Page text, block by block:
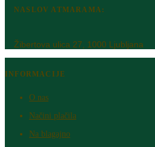
NASLOV ATMARAMA:
Žibertova ulica 27, 1000 Ljubljana
INFORMACIJE
O nas
Načini plačila
Na blagajno